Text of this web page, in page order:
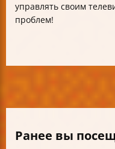
управлять своим
проблем!
Ранее вы